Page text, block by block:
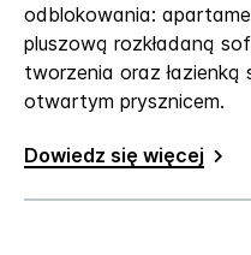
odblokowania:
pluszową rozkładaną
tworzenia oraz łazienką
otwartym prysznicem.
Dowiedz się więcej